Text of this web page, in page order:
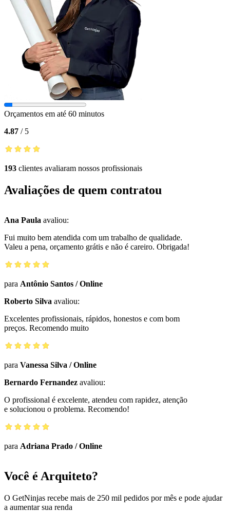
Orçamentos em até 60 minutos
4.87 / 5
193 clientes avaliaram nossos profissionais
Avaliações de quem contratou
Ana Paula avaliou:
Fui muito bem atendida com um trabalho de qualidade.
Valeu a pena, orçamento grátis e não é careiro. Obrigada!
para Antônio Santos /Online
Roberto Silva avaliou:
Excelentes profissionais, rápidos, honestos e com bom
preços. Recomendo muito
para Vanessa Silva /Online
Bernardo Fernandez avaliou:
O profissional é excelente, atendeu com rapidez, atenção
e solucionou o problema. Recomendo!
para Adriana Prado /Online
Você é Arquiteto?
O GetNinjas recebe mais de 250 mil pedidos por mês e pode ajudar
a aumentar sua renda